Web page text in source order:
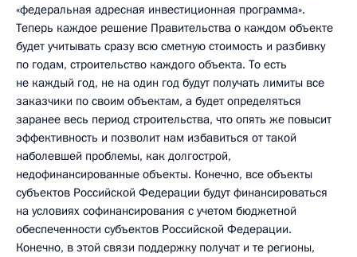
«федеральная адресная инвестиционная программа».
Теперь каждое решение Правительства о каждом объекте
будет учитывать сразу всю сметную стоимость и разбивку
по годам, строительство каждого объекта. То есть
не каждый год, не на один год будут получать лимиты все
заказчики по своим объектам, а будет определяться
заранее весь период строительства, что опять же повысит
эффективность и позволит нам избавиться от такой
наболевшей проблемы, как долгострой,
недофинансированные объекты. Конечно, все объекты
субъектов Российской Федерации будут финансироваться
на условиях софинансирования с учетом бюджетной
обеспеченности субъектов Российской Федерации.
Конечно, в этой связи поддержку получат и те регионы,